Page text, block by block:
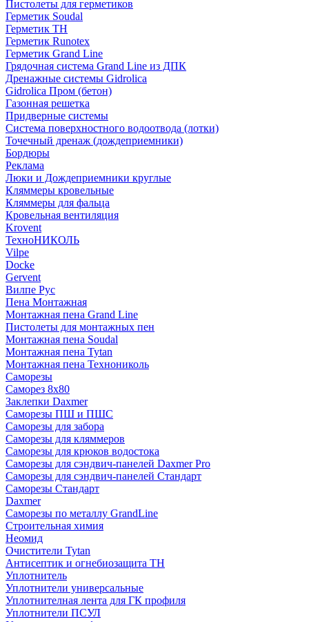
Пистолеты для герметиков
Герметик Soudal
Герметик ТН
Герметик Runotex
Герметик Grand Line
Грядочная система Grand Line из ДПК
Дренажные системы Gidrolica
Gidrolica Пром (бетон)
Газонная решетка
Придверные системы
Система поверхностного водоотвода (лотки)
Точечный дренаж (дождеприемники)
Бордюры
Рекламa
Люки и Дождеприемники круглые
Кляммеры кровельные
Кляммеры для фальца
Кровельная вентиляция
Krovent
ТехноНИКОЛЬ
Vilpe
Docke
Gervent
Вилпе Рус
Пена Монтажнaя
Монтажная пена Grand Linе
Пистолеты для монтажных пен
Монтажная пена Soudal
Монтажная пена Tytan
Монтажная пена Технониколь
Саморезы
Саморез 8х80
Заклепки Daxmer
Саморезы ПШ и ПШС
Саморезы для забора
Саморезы для кляммеров
Саморезы для крюков водостока
Саморезы для сэндвич-панелей Daxmer Pro
Саморезы для сэндвич-панелей Стандарт
Саморезы Стандарт
Daxmer
Саморезы по металлу GrandLine
Строительная химия
Неомид
Очистители Tytan
Антисептик и огнебиозащита ТН
Уплотнитель
Уплотнители универсальные
Уплотнителная лента для ГК профиля
Уплотнители ПСУЛ